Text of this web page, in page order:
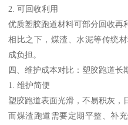
2. 可回收利用
优质塑胶跑道材料可部分回收再
相比之下，煤渣、水泥等传统
成负担。
四、维护成本对比：塑胶跑道长
1. 维护简便
塑胶跑道表面光滑，不易积灰，
而煤渣跑道需要定期平整、补